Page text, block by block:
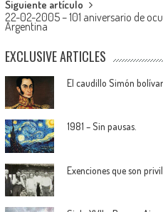
Siguiente artículo
22-02-2005 – 101 aniversario de
Argentina
EXCLUSIVE ARTICLES
El caudillo Simón bolívar
1981 – Sin pausas.
Exenciones que son